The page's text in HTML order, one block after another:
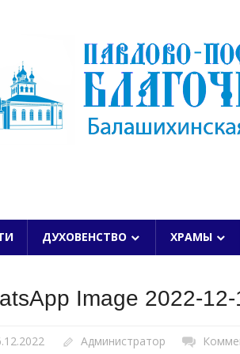
ДУХОВЕНСТВО ХРАМЫ
Image 2022-
Администратор